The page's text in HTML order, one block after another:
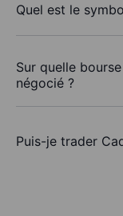
Quel est le
Sur quelle
négocié ?
Puis-je trader